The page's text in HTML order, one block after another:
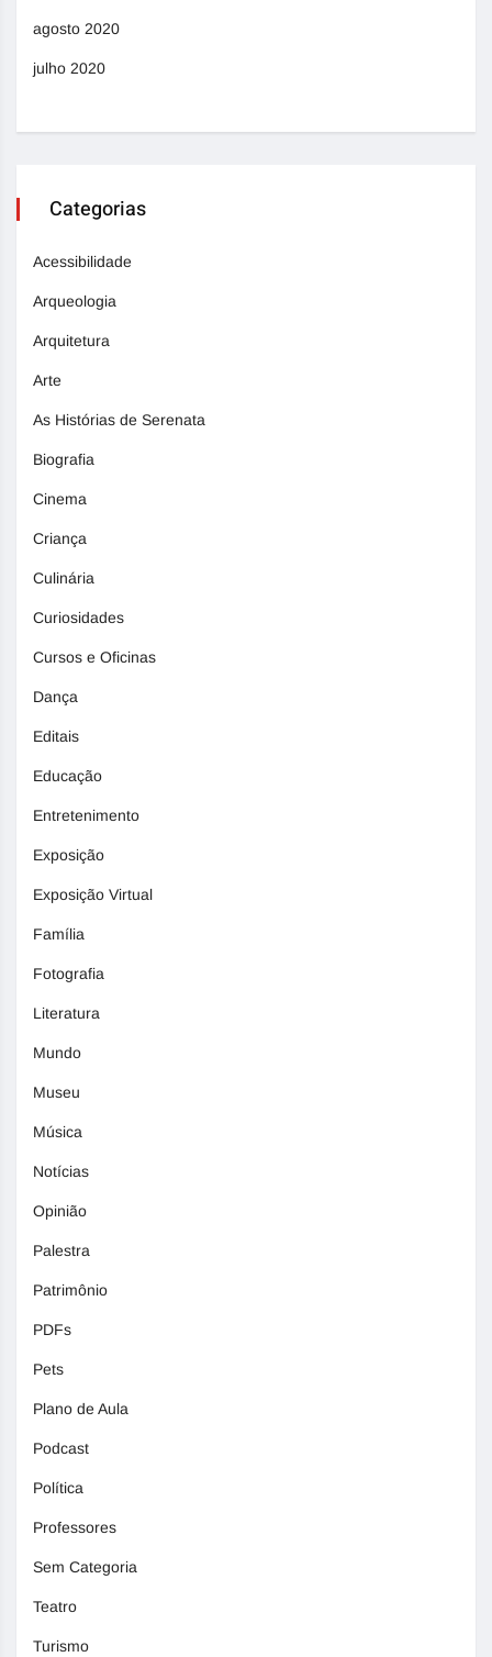
agosto 2020
julho 2020
Categorias
Acessibilidade
Arqueologia
Arquitetura
Arte
As Histórias de Serenata
Biografia
Cinema
Criança
Culinária
Curiosidades
Cursos e Oficinas
Dança
Editais
Educação
Entretenimento
Exposição
Exposição Virtual
Família
Fotografia
Literatura
Mundo
Museu
Música
Notícias
Opinião
Palestra
Patrimônio
PDFs
Pets
Plano de Aula
Podcast
Política
Professores
Sem Categoria
Teatro
Turismo